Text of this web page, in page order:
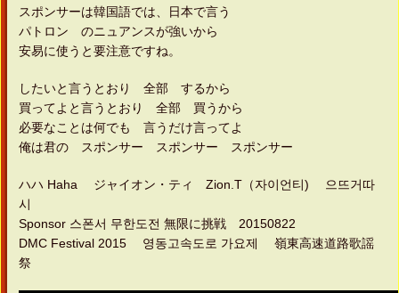
スポンサーは韓国語では、日本で言う
パトロン のニュアンスが強いから
安易に使うと要注意ですね。
したいと言うとおり 全部 するから
買ってよと言うとおり 全部 買うから
必要なことは何でも 言うだけ言ってよ
俺は君の スポンサー スポンサー スポンサー
ハハ Haha ジャイオン・ティ Zion.T（자이언티) 으뜨거따
시
Sponsor 스폰서 무한도전 無限に挑戦 20150822
DMC Festival 2015 영동고속도로 가요제 嶺東高速道路歌謡
祭